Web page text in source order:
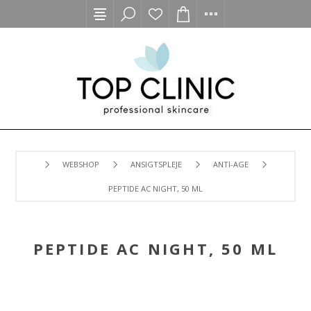
WEBSHOP ANSIGTSPLEJE ANTI-AGE
PEPTIDE AC NIGHT, 50 ML
PEPTIDE AC NIGHT, 50 ML